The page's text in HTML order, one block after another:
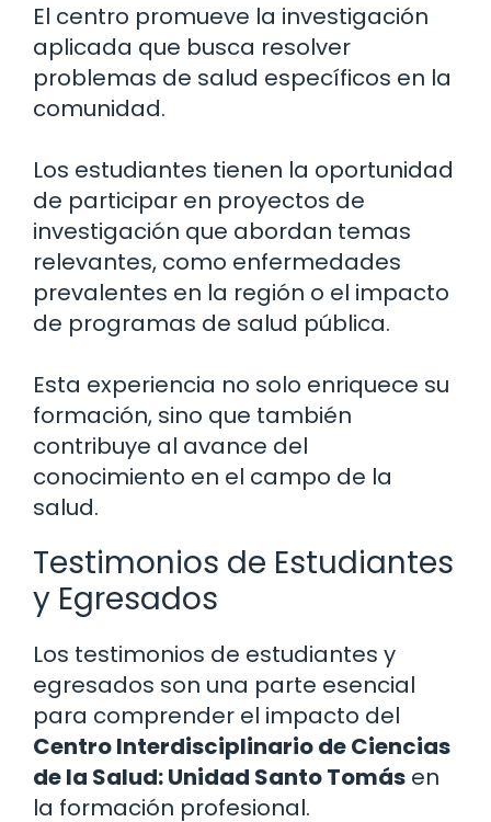
El centro promueve la investigación
aplicada que busca resolver
problemas de salud específicos en la
comunidad.
Los estudiantes tienen la oportunidad
de participar en proyectos de
investigación que abordan temas
relevantes, como enfermedades
prevalentes en la región o el impacto
de programas de salud pública.
Esta experiencia no solo enriquece su
formación, sino que también
contribuye al avance del
conocimiento en el campo de la
salud.
Testimonios de Estudiantes
y Egresados
Los testimonios de estudiantes y
egresados son una parte esencial
para comprender el impacto del
Centro Interdisciplinario de Ciencias
de la Salud: Unidad Santo Tomás en
la formación profesional.